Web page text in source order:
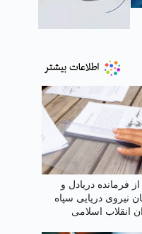
فرمانده دریادل و
نیروی دریایی سپاه
انقلاب اسلامی